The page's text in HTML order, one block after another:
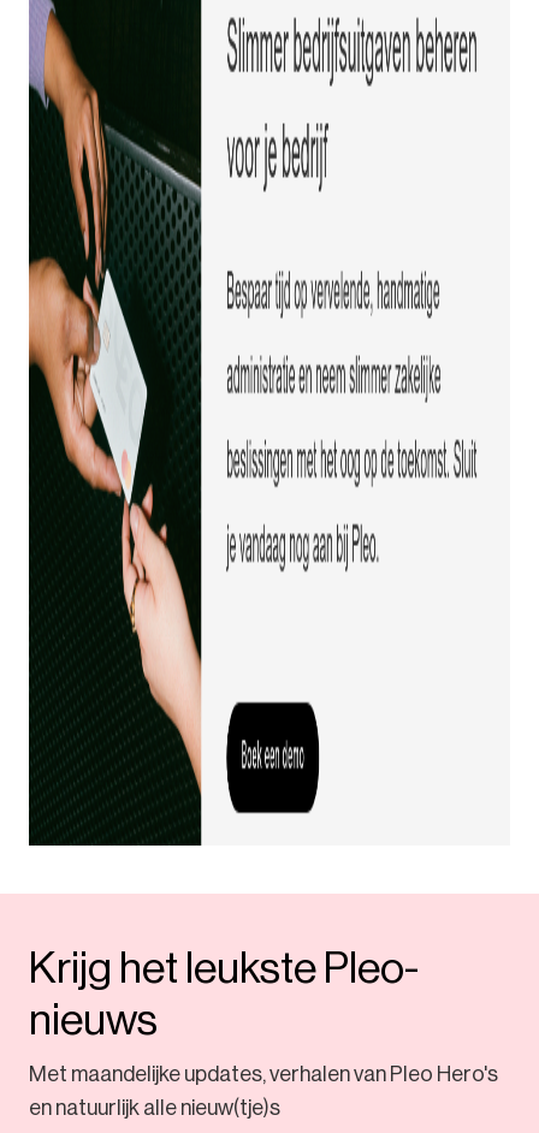
Krijg het leukste Pleo-
nieuws
Met maandelijke updates, verhalen van Pleo Hero's
en natuurlijk alle nieuw(tje)s